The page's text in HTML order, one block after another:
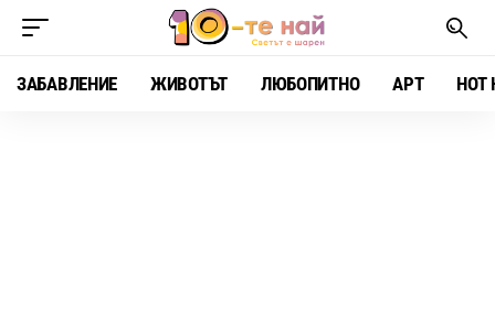
ЗАБАВЛЕНИЕ ЖИВОТЪТ ЛЮБОПИТНО АРТ HOT